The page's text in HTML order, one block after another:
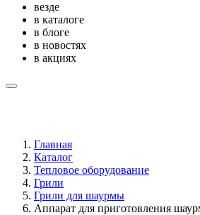
везде
в каталоге
в блоге
в новостях
в акциях
Главная
Каталог
Тепловое оборудование
Грили
Грили для шаурмы
Аппарат для приготовления